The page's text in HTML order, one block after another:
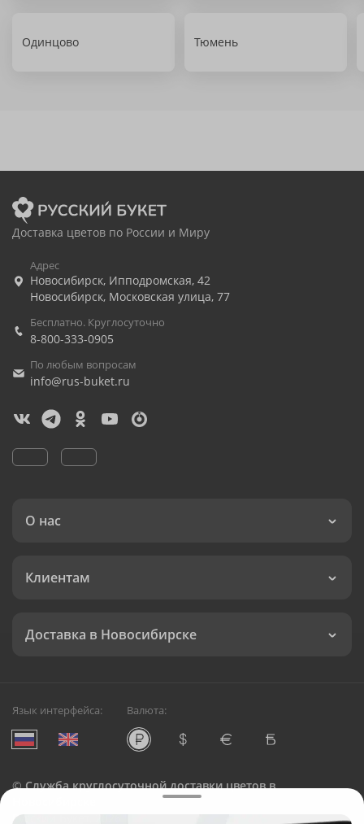
Одинцово Тюмень
Доставка цветов по России и Миру
Адрес
Новосибирск, Ипподромская, 42
Новосибирск, Московская улица, 77
Бесплатно. Круглосуточно
8-800-333-0905
По любым вопросам
info@rus-buket.ru
О нас
Клиентам
Доставка в Новосибирске
Язык интерфейса: Валюта:
©Служба круглосуточной доставки цветов в
Русский Букет, 2026